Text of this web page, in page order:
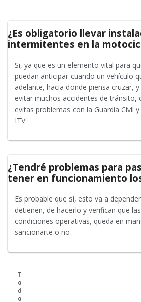
¿Es obligatorio llevar
intermitentes en la
Si, ya que es un elemento vital para
puedan anticipar cuando un vehículo
adelante, hacia donde piensa cruzar,
evitar muchos accidentes de tránsito,
evitas problemas con la Guardia Civil
ITV.
¿Tendré problemas para
tener en funcionamiento
Es probable que sí, esto va a
detienen, de hacerlo y verifican que
condiciones operativas, queda en
sancionarte o no.
T
o
d
o